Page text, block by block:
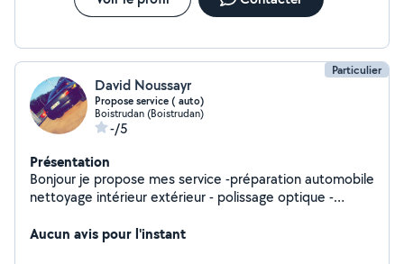
Particulier
David Noussayr
Propose service ( auto)
Boistrudan (Boistrudan)
-/5
Présentation
Bonjour je propose mes service -préparation automobile
nettoyage intérieur extérieur - polissage optique -
Aucun avis pour l'instant